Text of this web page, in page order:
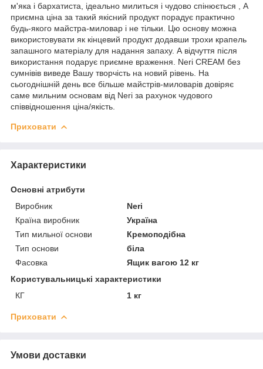
м'яка і бархатиста, ідеально милиться і чудово спінюється , А
приємна ціна за такий якісний продукт порадує практично
будь-якого майстра-миловар і не тільки. Цю основу можна
використовувати як кінцевий продукт додавши трохи крапель
запашного матеріалу для надання запаху. А відчуття після
використання подарує приємне враження. Neri CREAM без
сумнівів виведе Вашу творчість на новий рівень. На
сьогоднішній день все більше майстрів-миловарів довіряє
саме мильним основам від Neri за рахунок чудового
співвідношення ціна/якість.
Приховати
Характеристики
Основні атрибути
Виробник
Neri
Країна виробник
Україна
Тип мильної основи
Кремоподібна
Тип основи
біла
Фасовка
Ящик вагою 12 кг
Користувальницькі характеристики
КГ
1 кг
Приховати
Умови доставки